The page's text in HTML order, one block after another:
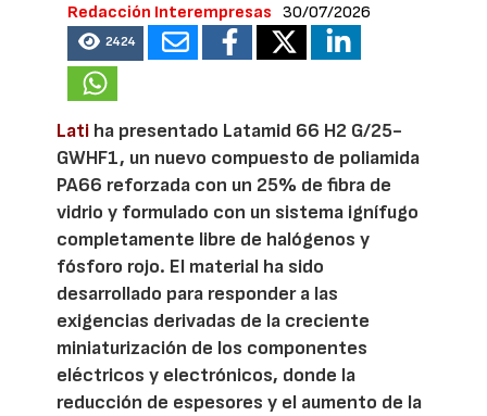
Redacción Interempresas 30/07/2026
2424
Lati ha presentado Latamid 66 H2 G/25-
GWHF1, un nuevo compuesto de poliamida
PA66 reforzada con un 25% de fibra de
vidrio y formulado con un sistema ignífugo
completamente libre de halógenos y
fósforo rojo. El material ha sido
desarrollado para responder a las
exigencias derivadas de la creciente
miniaturización de los componentes
eléctricos y electrónicos, donde la
reducción de espesores y el aumento de la